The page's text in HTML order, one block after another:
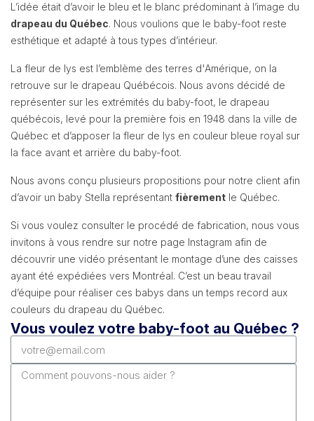
L’idée était d’avoir le bleu et le blanc prédominant à l’image du
drapeau du Québec. Nous voulions que le baby-foot reste
esthétique et adapté à tous types d’intérieur.
La fleur de lys est l’emblème des terres d'Amérique, on la
retrouve sur le drapeau Québécois. Nous avons décidé de
représenter sur les extrémités du baby-foot, le drapeau
québécois, levé pour la première fois en 1948 dans la ville de
Québec et d’apposer la fleur de lys en couleur bleue royal sur
la face avant et arrière du baby-foot.
Nous avons conçu plusieurs propositions pour notre client afin
d’avoir un baby Stella représentant fièrement le Québec.
Si vous voulez consulter le procédé de fabrication, nous vous
invitons à vous rendre sur notre page Instagram afin de
découvrir une vidéo présentant le montage d’une des caisses
ayant été expédiées vers Montréal. C’est un beau travail
d’équipe pour réaliser ces babys dans un temps record aux
couleurs du drapeau du Québec.
Vous voulez votre baby-foot au Québec ?